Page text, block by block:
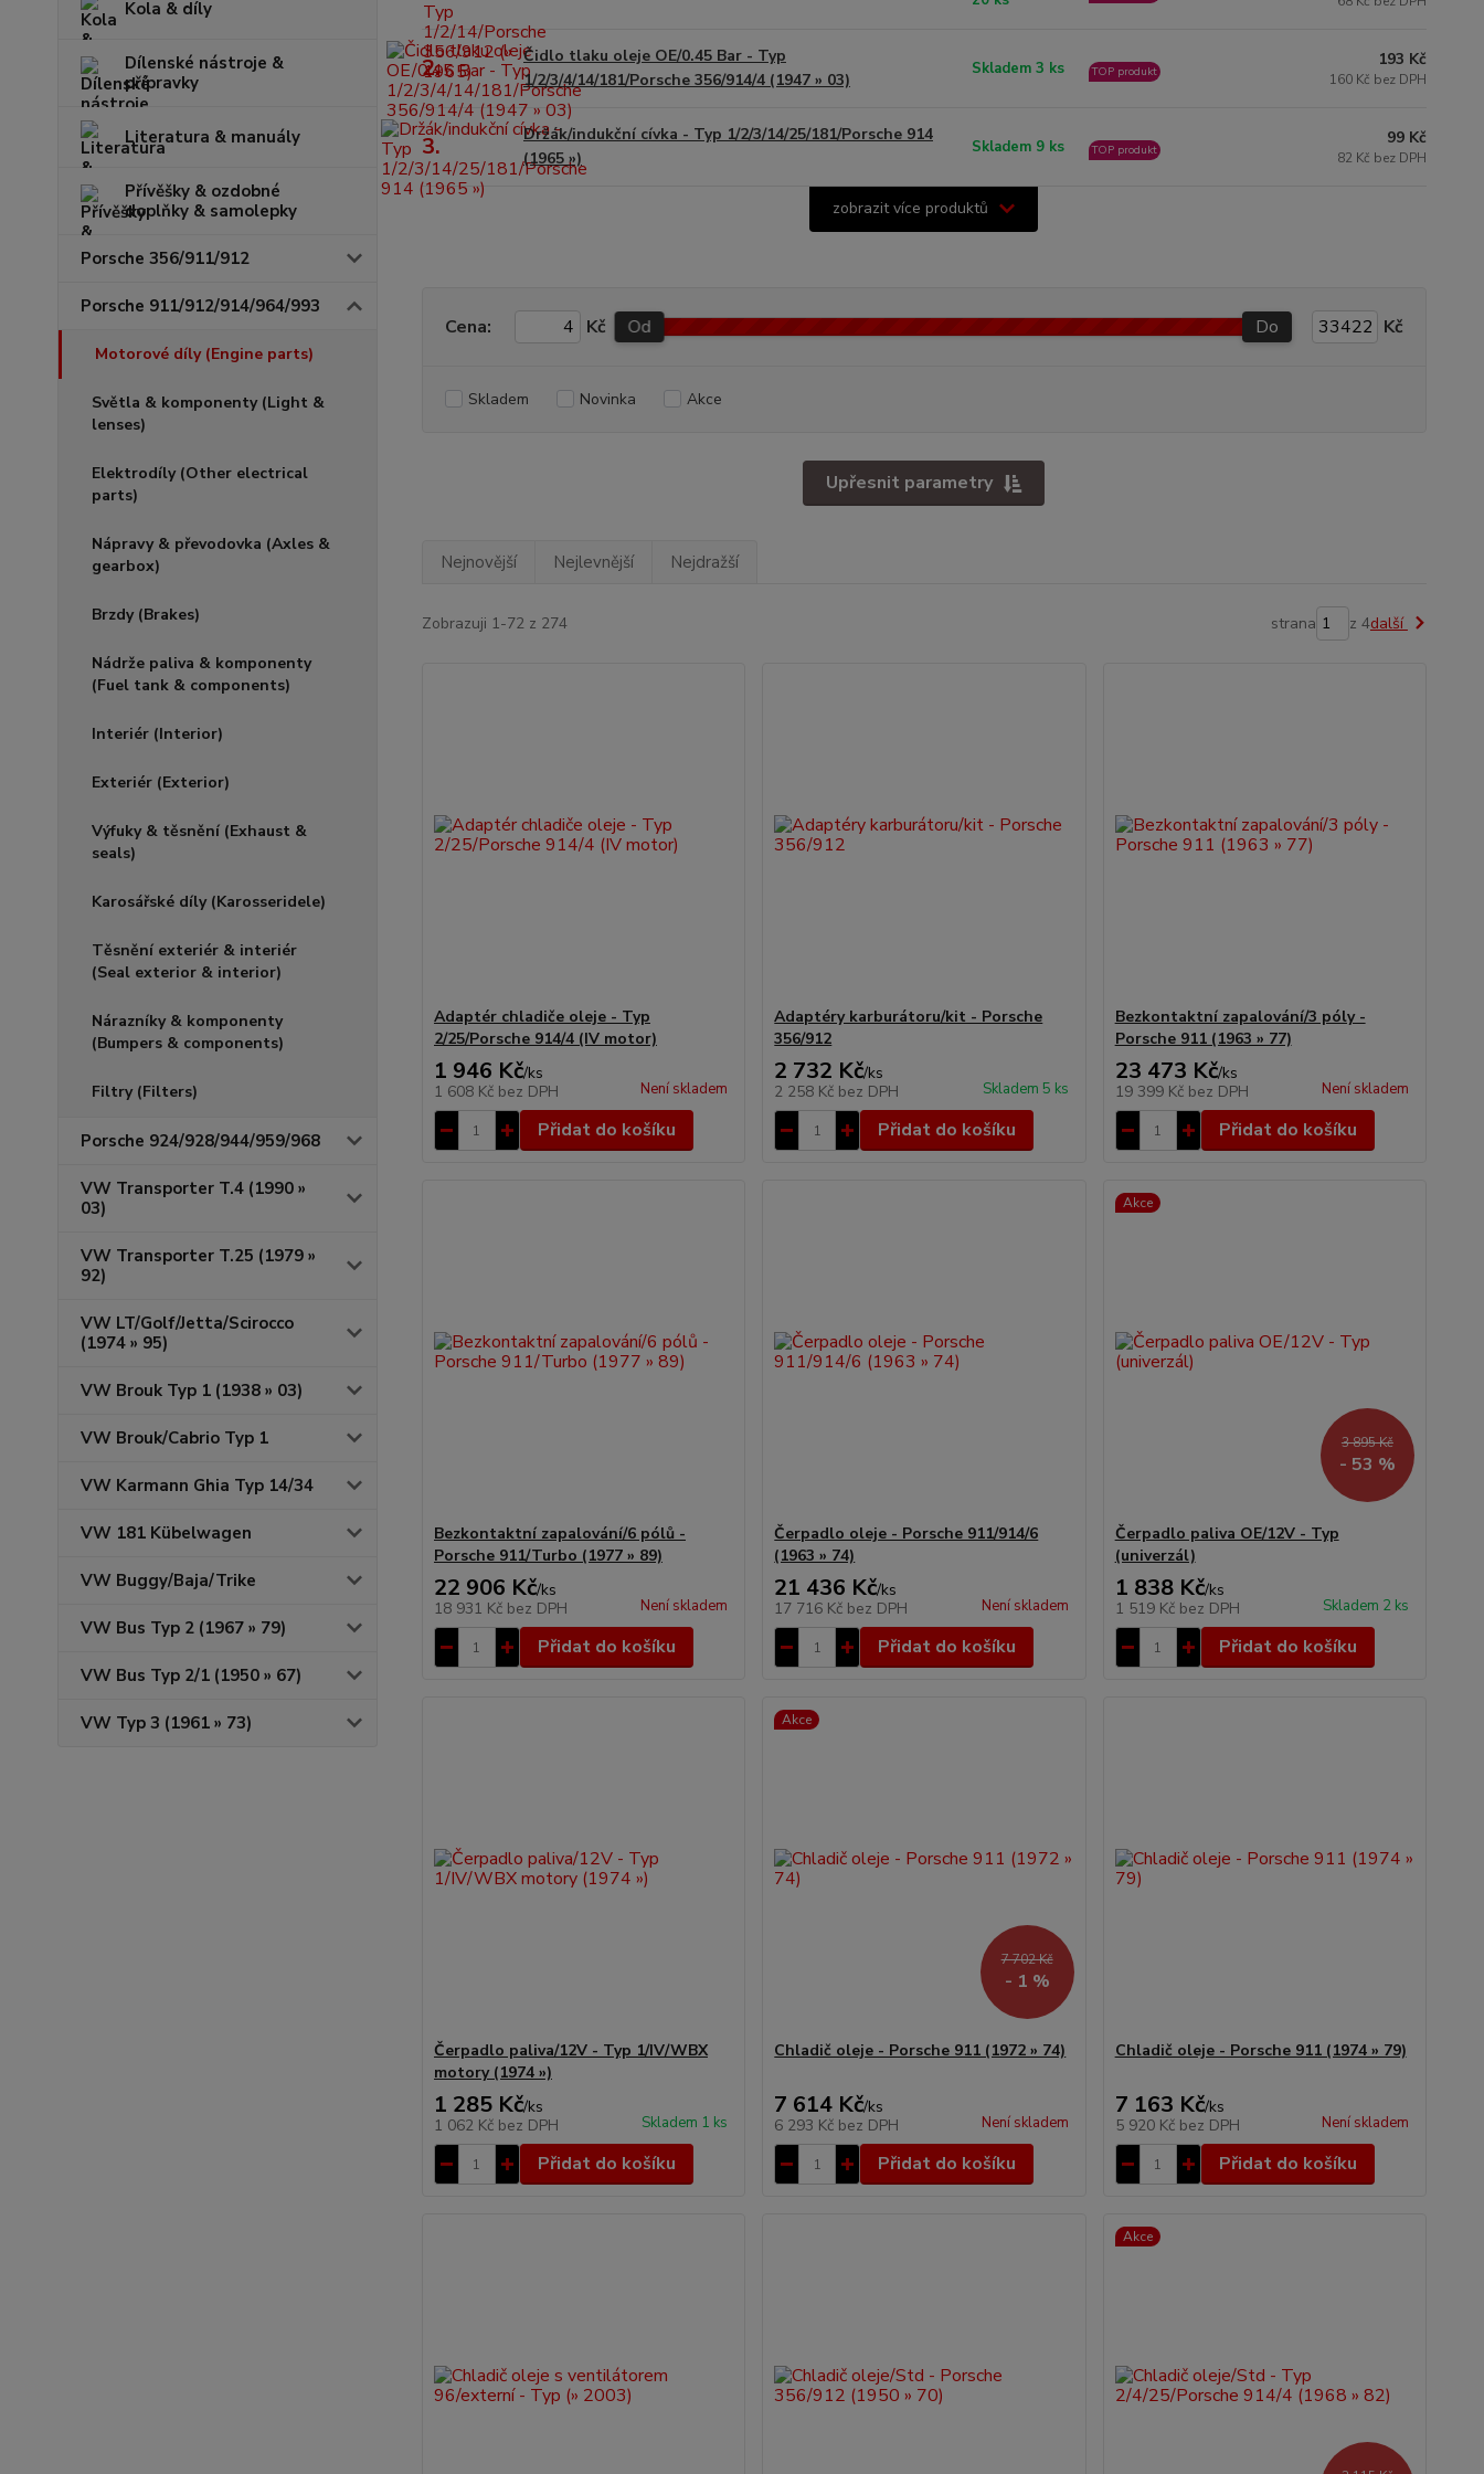
Kola & díly
Dílenské nástroje &
přípravky
Literatura & manuály
Přívěšky & ozdobné
doplňky & samolepky
Porsche 356/911/912
Porsche 911/912/914/964/993
Motorové díly (Engine parts)
Světla & komponenty (Light &
lenses)
Elektrodíly (Other electrical
parts)
Nápravy & převodovka (Axles &
gearbox)
Brzdy (Brakes)
Nádrže paliva & komponenty
(Fuel tank & components)
Interiér (Interior)
Exteriér (Exterior)
Výfuky & těsnění (Exhaust &
seals)
Karosářské díly (Karosseridele)
Těsnění exteriér & interiér
(Seal exterior & interior)
Nárazníky & komponenty
(Bumpers & components)
Filtry (Filters)
Porsche 924/928/944/959/968
VW Transporter T.4 (1990 »
03)
VW Transporter T.25 (1979 »
92)
VW LT/Golf/Jetta/Scirocco
(1974 » 95)
VW Brouk Typ 1 (1938 » 03)
VW Brouk/Cabrio Typ 1
VW Karmann Ghia Typ 14/34
VW 181 Kübelwagen
VW Buggy/Baja/Trike
VW Bus Typ 2 (1967 » 79)
VW Bus Typ 2/1 (1950 » 67)
VW Typ 3 (1961 » 73)
2.
Čidlo tlaku oleje OE/0.45 Bar - Typ
1/2/3/4/14/181/Porsche 356/914/4 (1947 » 03)
Skladem 3 ks TOP produkt
193 Kč
160 Kč bez DPH
3.
Držák/indukční cívka - Typ 1/2/3/14/25/181/Porsche 914
(1965 »)
Skladem 9 ks TOP produkt
99 Kč
82 Kč bez DPH
zobrazit více produktů
Upřesnit parametry
Cena: Kč Od Do Kč
Skladem Novinka Akce
Nejnovější Nejlevnější Nejdražší
Zobrazuji 1-72 z 274 strana z 4další
Adaptér chladiče oleje - Typ
2/25/Porsche 914/4 (IV motor)
1 946 Kč/ks
1 608 Kč bez DPH Není skladem
Přidat do košíku
Adaptéry karburátoru/kit - Porsche
356/912
2 732 Kč/ks
2 258 Kč bez DPH Skladem 5 ks
Přidat do košíku
Bezkontaktní zapalování/3 póly -
Porsche 911 (1963 » 77)
23 473 Kč/ks
19 399 Kč bez DPH Není skladem
Přidat do košíku
Bezkontaktní zapalování/6 pólů -
Porsche 911/Turbo (1977 » 89)
22 906 Kč/ks
18 931 Kč bez DPH Není skladem
Přidat do košíku
Čerpadlo oleje - Porsche 911/914/6
(1963 » 74)
21 436 Kč/ks
17 716 Kč bez DPH Není skladem
Přidat do košíku
Akce
3 895 Kč
- 53 %
Čerpadlo paliva OE/12V - Typ
(univerzál)
1 838 Kč/ks
1 519 Kč bez DPH Skladem 2 ks
Přidat do košíku
Čerpadlo paliva/12V - Typ 1/IV/WBX
motory (1974 »)
1 285 Kč/ks
1 062 Kč bez DPH Skladem 1 ks
Přidat do košíku
Akce
7 702 Kč
- 1 %
Chladič oleje - Porsche 911 (1972 » 74)
7 614 Kč/ks
6 293 Kč bez DPH Není skladem
Přidat do košíku
Chladič oleje - Porsche 911 (1974 » 79)
7 163 Kč/ks
5 920 Kč bez DPH Není skladem
Přidat do košíku
Akce